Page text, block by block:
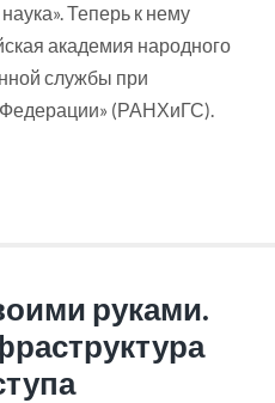
Теперь к нему
академия народного
службы при
(РАНХиГС).
руками.